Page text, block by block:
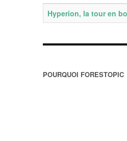
Titre Date de
Hyperion, la tour en
POURQUOI FORESTOPIC